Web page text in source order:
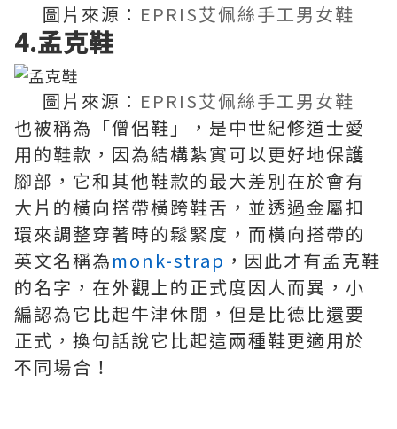
圖片來源： EPRIS艾佩絲手工男女鞋
4.孟克鞋
圖片來源： EPRIS艾佩絲手工男女鞋
也被稱為「僧侶鞋」，是中世紀修道士愛
用的鞋款，因為結構紮實可以更好地保護
腳部，它和其他鞋款的最大差別在於會有
大片的橫向搭帶橫跨鞋舌，並透過金屬扣
環來調整穿著時的鬆緊度，而橫向搭帶的
英文名稱為monk-strap ，因此才有孟克鞋
的名字，在外觀上的正式度因人而異，小
編認為它比起牛津休閒，但是比德比還要
正式，換句話說它比起這兩種鞋更適用於
不同場合！